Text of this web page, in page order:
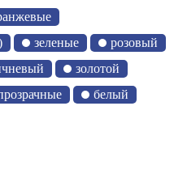
зеленые
розовый
золотой
белый